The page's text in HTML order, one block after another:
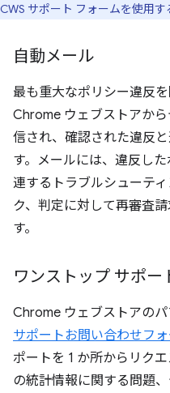
CWS サポート フォームを使用す
自動メール
最も重大なポリシー違反
Chrome ウェブストアか
信され、確認された違反
す。メールには、違反し
連するトラブルシューテ
ク、判定に対して再審査
す。
ワンストップ サポー
Chrome ウェブストアのパ
サポートお問い合わせフ
ポートを 1 か所からリク
の統計情報に関する問題